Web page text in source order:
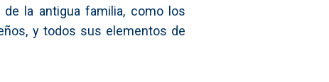
la antigua familia, como los
y todos sus elementos de